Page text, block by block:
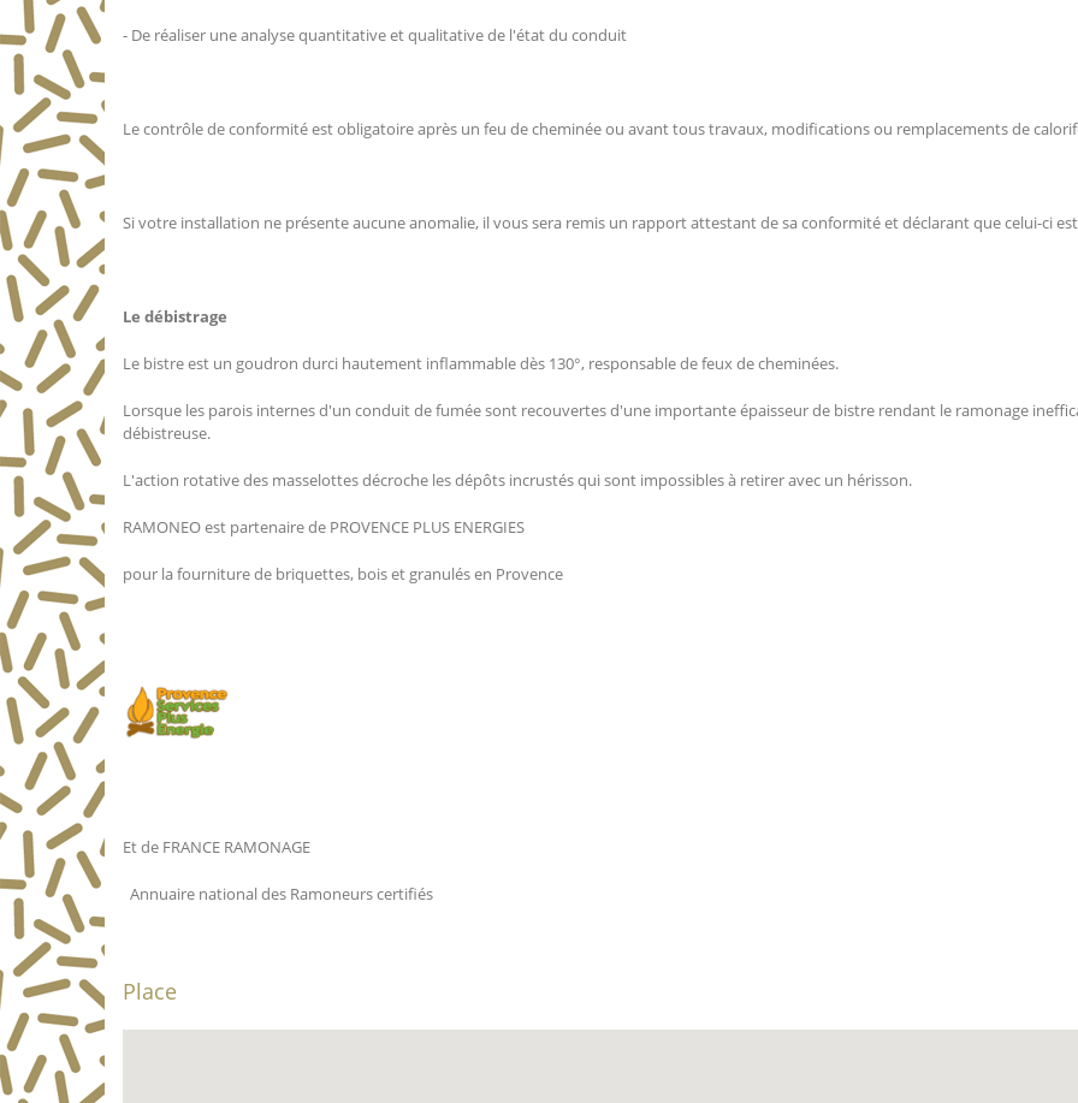
- De réaliser une analyse quantitative et qualitative de l'état du conduit
Le contrôle de conformité est obligatoire après un feu de cheminée ou avant tous travaux, modifications ou remplacements de
Si votre installation ne présente aucune anomalie, il vous sera remis un rapport attestant de sa conformité et déclarant que celui-ci
Le débistrage
Le bistre est un goudron durci hautement inflammable dès 130°, responsable de feux de cheminées.
Lorsque les parois internes d'un conduit de fumée sont recouvertes d'une importante épaisseur de bistre rendant le ramonage
débistreuse.
L'action rotative des masselottes décroche les dépôts incrustés qui sont impossibles à retirer avec un hérisson.
RAMONEO est partenaire de PROVENCE PLUS ENERGIES
pour la fourniture de briquettes, bois et granulés en Provence
Et de FRANCE RAMONAGE
Annuaire national des Ramoneurs certifiés
Place